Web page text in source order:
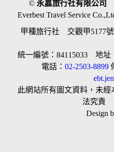
©永嘉旅行社有限公司
Everbest Travel Service
甲種旅行社 交觀甲5177
統一編號：84115033 地址
電話：02-2503-8899
此網站所有圖文資料，未
法究責
Design